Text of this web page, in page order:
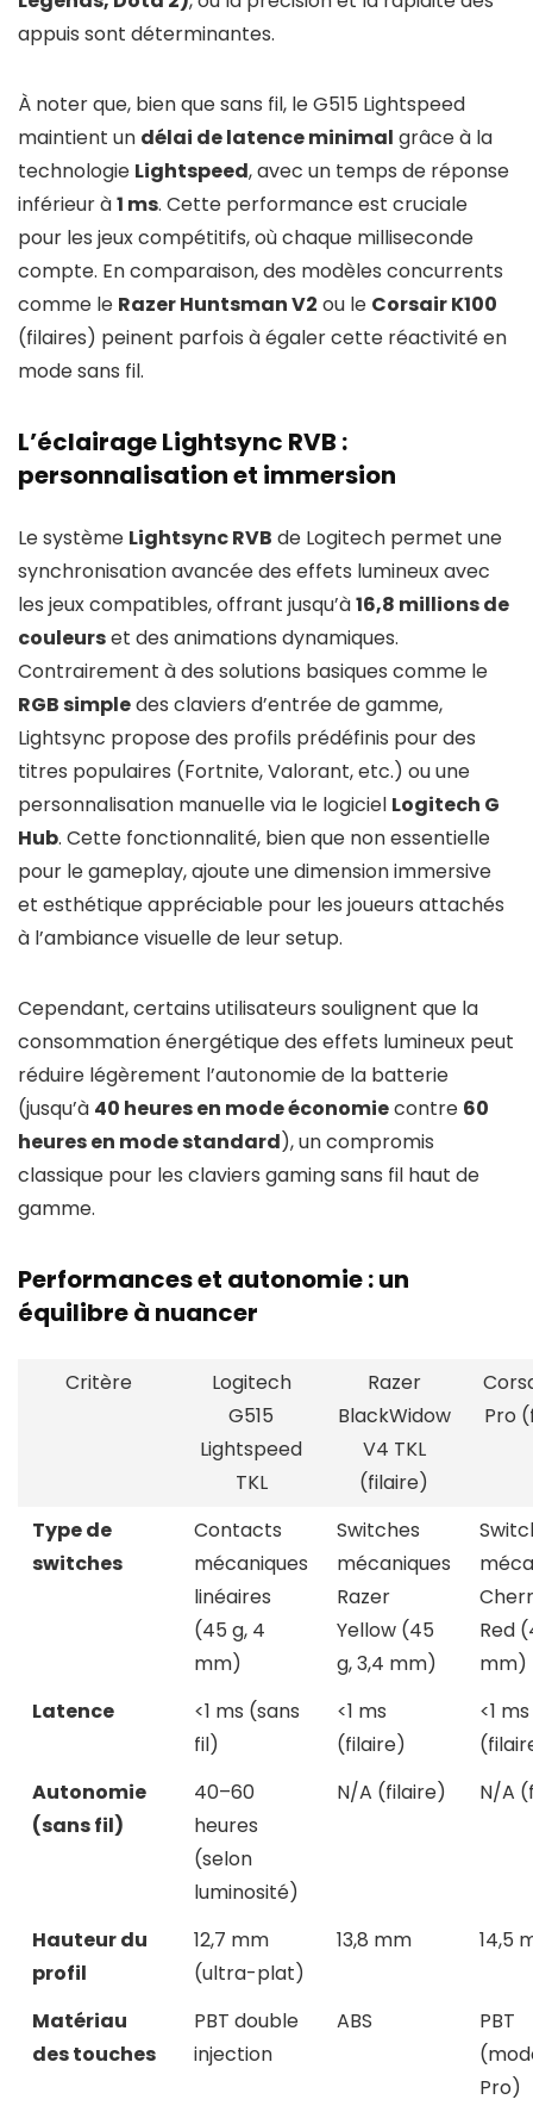
appuis sont déterminantes.
À noter que, bien que sans fil, le G515 Lightspeed
maintient un délai de latence minimal grâce à la
technologie Lightspeed, avec un temps de réponse
inférieur à1 ms. Cette performance est cruciale
pour les jeux compétitifs, où chaque milliseconde
compte. En comparaison, des modèles concurrents
comme le Razer Huntsman V2 ou le Corsair K100
(filaires) peinent parfois à égaler cette réactivité en
mode sans fil.
L’éclairage Lightsync RVB :
personnalisation et immersion
Le système Lightsync RVB de Logitech permet une
synchronisation avancée des effets lumineux avec
les jeux compatibles, offrant jusqu’à16,8 millions de
couleurset des animations dynamiques.
Contrairement à des solutions basiques comme le
RGB simpledes claviers d’entrée de gamme,
Lightsync propose des profils prédéfinis pour des
titres populaires (Fortnite, Valorant, etc.) ou une
personnalisation manuelle via le logiciel Logitech G
Hub. Cette fonctionnalité, bien que non essentielle
pour le gameplay, ajoute une dimension immersive
et esthétique appréciable pour les joueurs attachés
à l’ambiance visuelle de leur setup.
Cependant, certains utilisateurs soulignent que la
consommation énergétique des effets lumineux peut
réduire légèrement l’autonomie de la batterie
(jusqu’à 40 heures en mode économiecontre 60
heures en mode standard), un compromis
classique pour les claviers gaming sans fil haut de
gamme.
Performances et autonomie : un
équilibre à nuancer
Critère
Logitech
G515
Lightspeed
TKL
Razer
BlackWidow
V4 TKL
(filaire)
Pro
Type de
switches
Contacts
mécaniques
linéaires
(45 g, 4
mm)
Switches
mécaniques
Razer
Yellow (45
g, 3,4 mm)
Red
mm)
Latence
<1 ms (sans
fil)
<1 ms
(filaire)
<1 ms
Autonomie
(sans fil)
40–60
heures
(selon
luminosité)
N/A (filaire) N/A
Hauteur du
profil
12,7 mm
(ultra-plat)
13,8 mm 14,5
Matériau
des touches
PBT double
injection
ABS
PBT
Pro)